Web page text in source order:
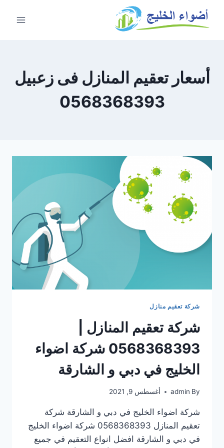
أسعار تعقيم المنازل فى زعبيل
0568368393
شركة تعقيم منازل
شركة تعقيم المنازل |
0568368393 شركة اضواء
الخليج في دبي و الشارقة
By
admin أغسطس 9, 2021
شركة اضواء الخليج في دبي و الشارقة شركة
تعقيم المنازل 0568368393 شركة اضواء الخليج
في دبي و الشارقة افضل انواع التعقيم في جميع